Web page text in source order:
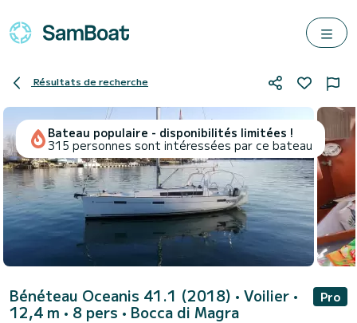
Résultats de recherche
Bateau populaire - disponibilités limitées !
315 personnes sont intéressées par ce bateau
Bénéteau Oceanis 41.1 (2018) • Voilier •
12,4 m • 8 pers • Bocca di Magra
Pro